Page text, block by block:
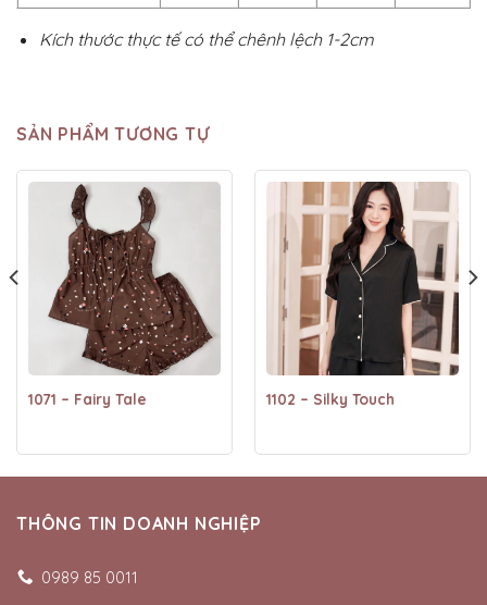
Kích thước thực tế có thể chênh lệch 1-2cm
SẢN PHẨM TƯƠNG TỰ
1071 – Fairy Tale 1102 – Silky Touch
THÔNG TIN DOANH NGHIỆP
0989 85 0011